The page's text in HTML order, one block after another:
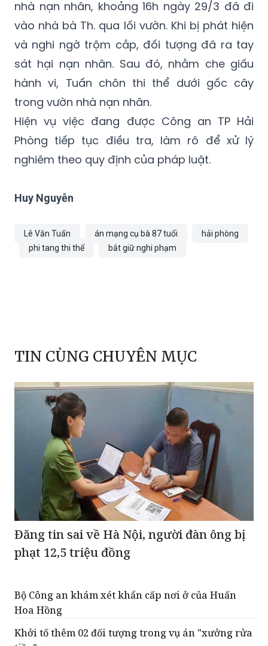
nhà nạn nhân, khoảng 16h ngày 29/3 đã đi
vào nhà bà Th. qua lối vườn. Khi bị phát hiện
và nghi ngờ trộm cắp, đối tượng đã ra tay
sát hại nạn nhân. Sau đó, nhằm che giấu
hành vi, Tuấn chôn thi thể dưới gốc cây
trong vườn nhà nạn nhân.
Hiện vụ việc đang được Công an TP Hải
Phòng tiếp tục điều tra, làm rõ để xử lý
nghiêm theo quy định của pháp luật.
Huy Nguyễn
Lê Văn Tuấn án mạng cụ bà 87 tuổi
hải phòng
phi tang thi thể
bắt giữ nghi phạm
TIN CÙNG CHUYÊN MỤC
Đăng tin sai về Hà Nội, người đàn ông bị
phạt 12,5 triệu đồng
Bộ Công an khám xét khẩn cấp nơi ở của Huấn
Hoa Hồng
Khởi tố thêm 02 đối tượng trong vụ án "xưởng rửa